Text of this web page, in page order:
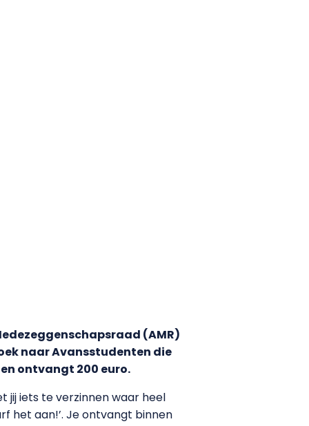
(AMR)
naar Avansstudenten die
ontvangt 200 euro.
jij iets te verzinnen waar heel
het aan!’. Je ontvangt binnen